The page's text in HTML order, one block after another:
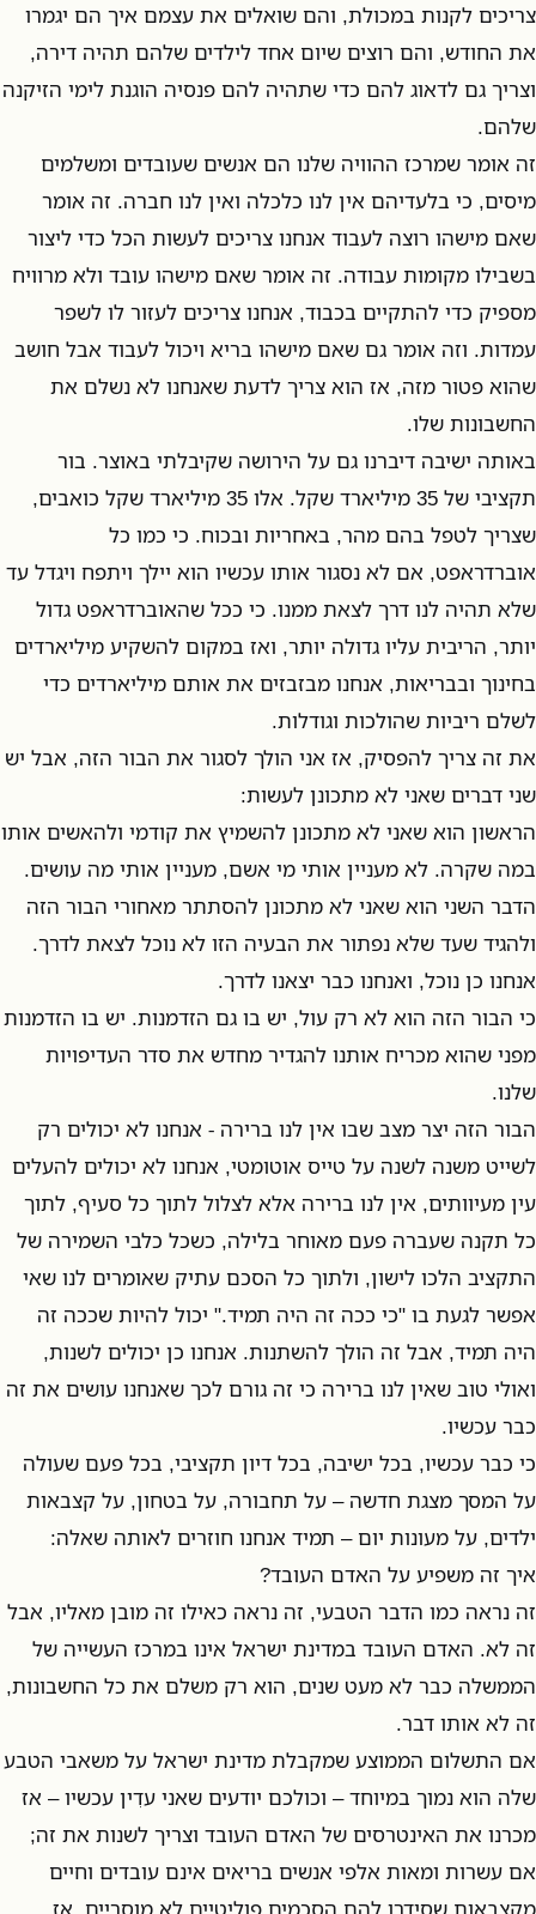
צריכים לקנות במכולת, והם שואלים את עצמם איך הם יגמרו
את החודש, והם רוצים שיום אחד לילדים שלהם תהיה דירה,
וצריך גם לדאוג להם כדי שתהיה להם פנסיה הוגנת לימי הזיקנה
שלהם.
זה אומר שמרכז ההוויה שלנו הם אנשים שעובדים ומשלמים
מיסים, כי בלעדיהם אין לנו כלכלה ואין לנו חברה. זה אומר
שאם מישהו רוצה לעבוד אנחנו צריכים לעשות הכל כדי ליצור
בשבילו מקומות עבודה. זה אומר שאם מישהו עובד ולא מרוויח
מספיק כדי להתקיים בכבוד, אנחנו צריכים לעזור לו לשפר
עמדות. וזה אומר גם שאם מישהו בריא ויכול לעבוד אבל חושב
שהוא פטור מזה, אז הוא צריך לדעת שאנחנו לא נשלם את
החשבונות שלו.
באותה ישיבה דיברנו גם על הירושה שקיבלתי באוצר. בור
תקציבי של 35 מיליארד שקל. אלו 35 מיליארד שקל כואבים,
שצריך לטפל בהם מהר, באחריות ובכוח. כי כמו כל
אוברדראפט, אם לא נסגור אותו עכשיו הוא יילך ויתפח ויגדל עד
שלא תהיה לנו דרך לצאת ממנו. כי ככל שהאוברדראפט גדול
יותר, הריבית עליו גדולה יותר, ואז במקום להשקיע מיליארדים
בחינוך ובבריאות, אנחנו מבזבזים את אותם מיליארדים כדי
לשלם ריביות שהולכות וגודלות.
את זה צריך להפסיק, אז אני הולך לסגור את הבור הזה, אבל יש
שני דברים שאני לא מתכונן לעשות:
הראשון הוא שאני לא מתכונן להשמיץ את קודמי ולהאשים אותו
במה שקרה. לא מעניין אותי מי אשם, מעניין אותי מה עושים.
הדבר השני הוא שאני לא מתכונן להסתתר מאחורי הבור הזה
ולהגיד שעד שלא נפתור את הבעיה הזו לא נוכל לצאת לדרך.
אנחנו כן נוכל, ואנחנו כבר יצאנו לדרך.
כי הבור הזה הוא לא רק עול, יש בו גם הזדמנות. יש בו הזדמנות
מפני שהוא מכריח אותנו להגדיר מחדש את סדר העדיפויות
שלנו.
הבור הזה יצר מצב שבו אין לנו ברירה - אנחנו לא יכולים רק
לשייט משנה לשנה על טייס אוטומטי, אנחנו לא יכולים להעלים
עין מעיוותים, אין לנו ברירה אלא לצלול לתוך כל סעיף, לתוך
כל תקנה שעברה פעם מאוחר בלילה, כשכל כלבי השמירה של
התקציב הלכו לישון, ולתוך כל הסכם עתיק שאומרים לנו שאי
אפשר לגעת בו "כי ככה זה היה תמיד." יכול להיות שככה זה
היה תמיד, אבל זה הולך להשתנות. אנחנו כן יכולים לשנות,
ואולי טוב שאין לנו ברירה כי זה גורם לכך שאנחנו עושים את זה
כבר עכשיו.
כי כבר עכשיו, בכל ישיבה, בכל דיון תקציבי, בכל פעם שעולה
על המסך מצגת חדשה – על תחבורה, על בטחון, על קצבאות
ילדים, על מעונות יום – תמיד אנחנו חוזרים לאותה שאלה:
איך זה משפיע על האדם העובד?
זה נראה כמו הדבר הטבעי, זה נראה כאילו זה מובן מאליו, אבל
זה לא. האדם העובד במדינת ישראל אינו במרכז העשייה של
הממשלה כבר לא מעט שנים, הוא רק משלם את כל החשבונות,
זה לא אותו דבר.
אם התשלום הממוצע שמקבלת מדינת ישראל על משאבי הטבע
שלה הוא נמוך במיוחד – וכולכם יודעים שאני עדִין עכשיו – אז
מכרנו את האינטרסים של האדם העובד וצריך לשנות את זה;
אם עשרות ומאות אלפי אנשים בריאים אינם עובדים וחיים